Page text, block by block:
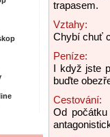
trapasem.
Vztahy:
Chybí chuť
Peníze:
I když jste
buďte
Cestování:
Od